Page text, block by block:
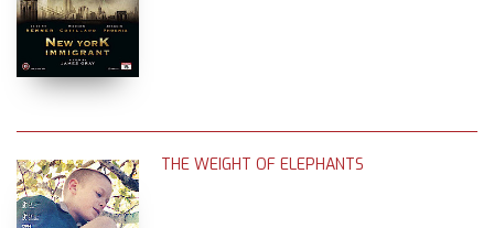
THE WEIGHT OF ELEPHANTS